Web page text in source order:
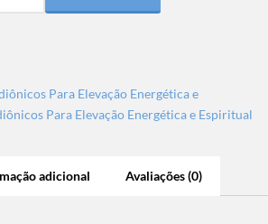
Para Elevação Energética e
Para Elevação Energética e Espiritual
adicional Avaliações (0)